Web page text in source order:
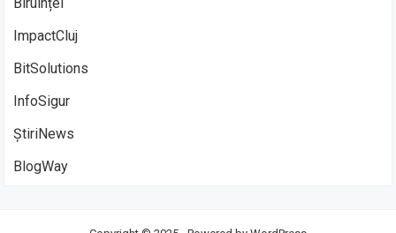
ImpactCluj
BitSolutions
InfoSigur
ȘtiriNews
BlogWay